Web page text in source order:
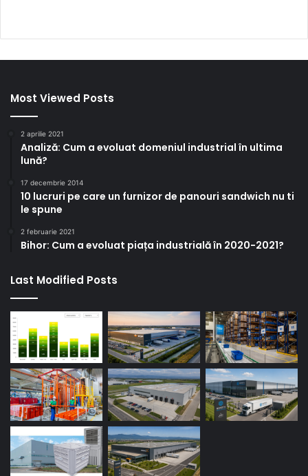
Most Viewed Posts
2 aprilie 2021
Analiză: Cum a evoluat domeniul industrial în ultima
lună?
17 decembrie 2014
10 lucruri pe care un furnizor de panouri sandwich nu ti
le spune
2 februarie 2021
Bihor: Cum a evoluat piața industrială în 2020-2021?
Last Modified Posts